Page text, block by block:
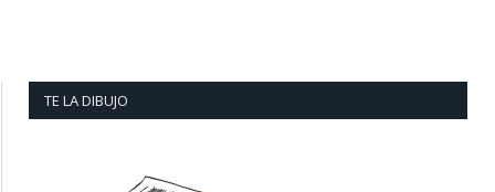
TE LA DIBUJO